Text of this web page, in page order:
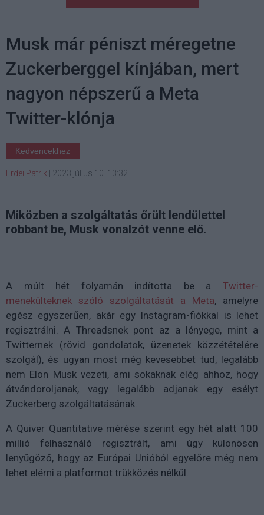
Musk már péniszt méregetne
Zuckerberggel kínjában, mert
nagyon népszerű a Meta
Twitter-klónja
Kedvencekhez
Erdei Patrik 2023 július 10. 13:32
Miközben a szolgáltatás őrült lendülettel
robbant be, Musk vonalzót venne elő.
A múlt hét folyamán indította be a Twitter-
menekülteknek szóló szolgáltatását a Meta, amelyre
egész egyszerűen, akár egy Instagram-fiókkal is lehet
regisztrálni. A Threadsnek pont az a lényege, mint a
Twitternek (rövid gondolatok, üzenetek közzétételére
szolgál), és ugyan most még kevesebbet tud, legalább
nem Elon Musk vezeti, ami sokaknak elég ahhoz, hogy
átvándoroljanak, vagy legalább adjanak egy esélyt
Zuckerberg szolgáltatásának.
A Quiver Quantitative mérése szerint egy hét alatt 100
millió felhasználó regisztrált, ami úgy különösen
lenyűgöző, hogy az Európai Unióból egyelőre még nem
lehet elérni a platformot trükközés nélkül.